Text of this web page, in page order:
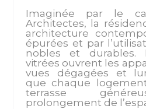
Imaginée par le
Architectes, la
architecture
épurées et par
nobles et durables.
vitrées ouvrent les
vues dégagées et
que chaque
terrasse
prolongement de